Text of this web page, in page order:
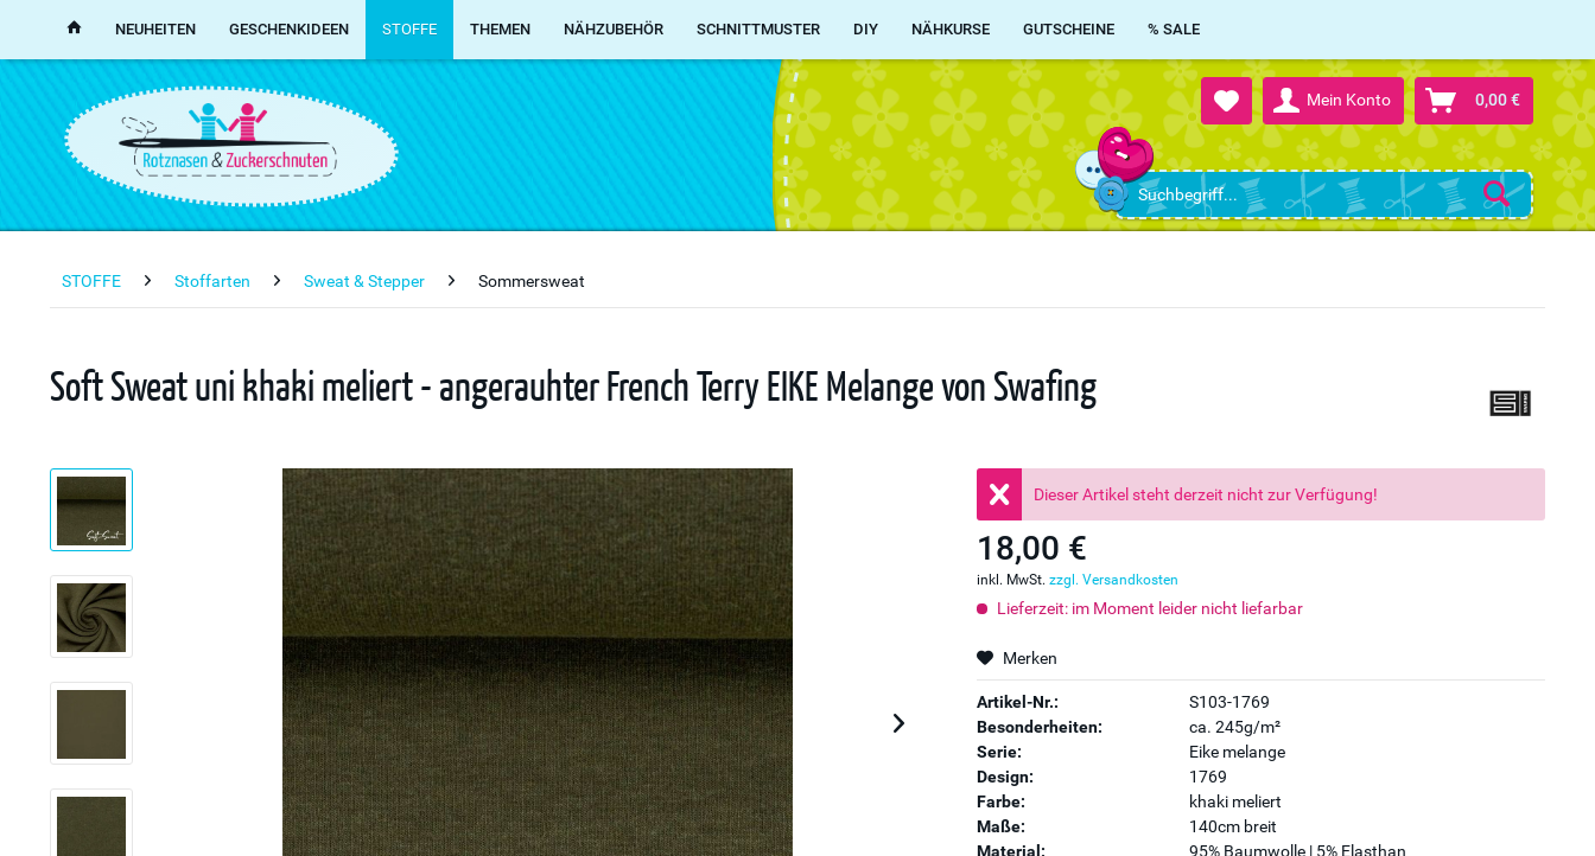
Mein Konto 0,00 €
NEUHEITEN GESCHENKIDEEN STOFFE THEMEN NÄHZUBEHÖR SCHNITTMUSTER DIY NÄHKURSE GUTSCHEINE % SALE
STOFFE Stoffarten Sweat & Stepper Sommersweat
Soft Sweat uni khaki meliert - angerauhter French Terry EIKE Melange von Swafing
Dieser Artikel steht derzeit nicht zur Verfügung!
18,00 €
inkl. MwSt.zzgl. Versandkosten
Lieferzeit: im Moment leider nicht liefarbar
Merken
Artikel-Nr.:
S103-1769
Besonderheiten:
ca. 245g/m²
Serie:
Eike melange
Design:
1769
Farbe:
khaki meliert
Maße:
140cm breit
Material:
95% Baumwolle | 5% Elasthan